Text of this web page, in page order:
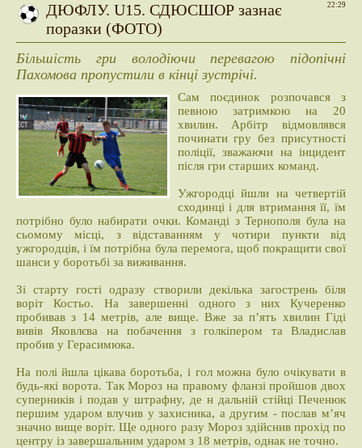
22:29
ДЮФЛУ. U15. СДЮСШОР зазнає
поразки (ФОТО)
Більшість гри володіючи перевагою підопічні
Пахомова пропустили в кінці зустрічі.
Сам поєдинок розпочався з
певною затримкою на 20
хвилин. Арбітр відмовлявся
починати гру без присутності
поліції, зважаючи на інцидент
після гри старших команд.
Ужгородці йшли на четвертій
сходинці і для втримання її, їм
потрібно було набирати очки. Команді з Тернополя була на
сьомому місці, з відставанням у чотири пункти від
ужгородців, і їм потрібна була перемога, щоб покращити свої
шанси у боротьбі за виживання.
Зі старту гості одразу створили декілька загострень біля
воріт Костьо. На завершенні одного з них Кучеренко
пробивав з 14 метрів, але вище. Вже за п’ять хвилин Гіді
вивів Яковлєва на побачення з голкіпером та Владислав
пробив у Герасимюка.
На полі йшла цікава боротьба, і гол можна було очікувати в
будь-які ворота. Так Мороз на правому фланзі пройшов двох
суперників і подав у штрафну, де н дальній стійці Печенюк
першим ударом влучив у захисника, а другим - послав м’яч
значно вище воріт. Ще одного разу Мороз здійснив прохід по
центру із завершальним ударом з 18 метрів, однак не точно.